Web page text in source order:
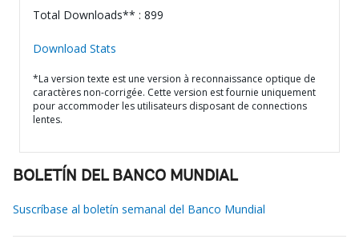
Total Downloads** : 899
Download Stats
*La version texte est une version à reconnaissance optique de
caractères non-corrigée. Cette version est fournie uniquement
pour accommoder les utilisateurs disposant de connections
lentes.
BOLETÍN DEL BANCO MUNDIAL
Suscríbase al boletín semanal del Banco Mundial